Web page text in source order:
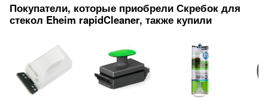
Покупатели, которые приобрели Скребок для
стекол Eheim rapidCleaner, также купили